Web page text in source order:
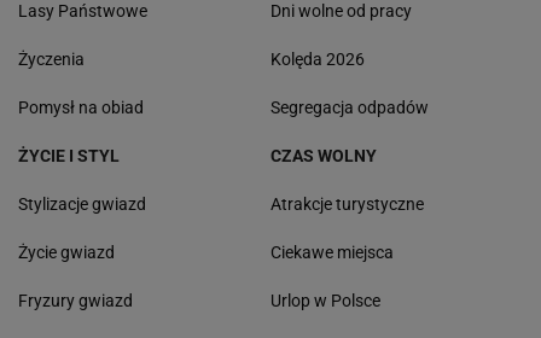
Lasy Państwowe
Życzenia
Pomysł na obiad
Dni wolne od pracy
Kolęda 2026
Segregacja odpadów
ŻYCIE I STYL
Stylizacje gwiazd
Życie gwiazd
Fryzury gwiazd
CZAS WOLNY
Atrakcje turystyczne
Ciekawe miejsca
Urlop w Polsce